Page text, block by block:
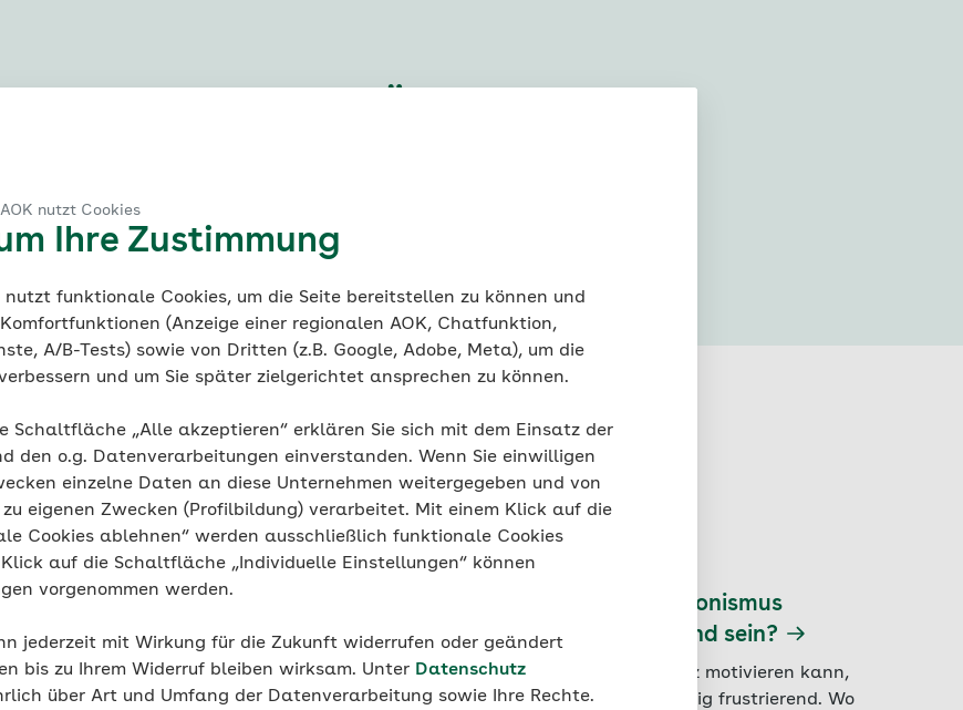
nutzt Cookies
Ihre Zustimmung
nutzt funktionale Cookies, um die Seite bereitstellen zu können und
(Anzeige einer regionalen AOK, Chatfunktion,
A/B-Tests) sowie von Dritten (z.B. Google, Adobe, Meta), um die
und um Sie später zielgerichtet ansprechen zu können.
Schaltfläche „Alle akzeptieren“ erklären Sie sich mit dem Einsatz der
den o.g. Datenverarbeitungen einverstanden. Wenn Sie einwilligen
einzelne Daten an diese Unternehmen weitergegeben und von
eigenen Zwecken (Profilbildung) verarbeitet. Mit einem Klick auf die
Cookies ablehnen“ werden ausschließlich funktionale Cookies
auf die Schaltfläche „Individuelle Einstellungen“ können
vorgenommen werden.
jederzeit mit Wirkung für die Zukunft widerrufen oder geändert
bis zu Ihrem Widerruf bleiben wirksam. Unter Datenschutz
über Art und Umfang der Datenverarbeitung sowie Ihre Rechte.
Gesellschaft
Warum kann Perfektionismus
schädlich für mein Kind sein?
Während gesunder Ehrgeiz motivieren kann,
wirkt Perfektionismus häufig frustrierend. Wo